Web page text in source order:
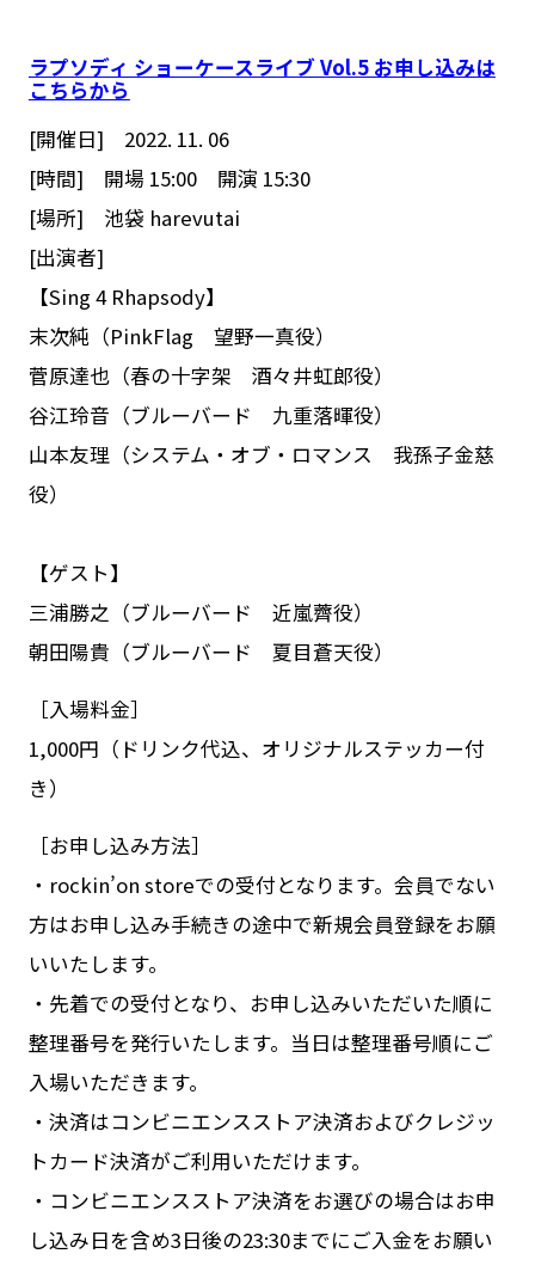
ラプソディ ショーケースライブ Vol.5 お申し込みは
こちらから
[開催日] 2022. 11. 06
[時間] 開場 15:00 開演 15:30
[場所] 池袋 harevutai
[出演者]
【Sing 4 Rhapsody】
末次純（PinkFlag 望野一真役）
菅原達也（春の十字架 酒々井虹郎役）
谷江玲音（ブルーバード 九重落暉役）
山本友理（システム・オブ・ロマンス 我孫子金慈
役）
【ゲスト】
三浦勝之（ブルーバード 近嵐薺役）
朝田陽貴（ブルーバード 夏目蒼天役）
［入場料金］
1,000円（ドリンク代込、オリジナルステッカー付
き）
［お申し込み方法］
・rockin’on storeでの受付となります。会員でない
方はお申し込み手続きの途中で新規会員登録をお願
いいたします。
・先着での受付となり、お申し込みいただいた順に
整理番号を発行いたします。当日は整理番号順にご
入場いただきます。
・決済はコンビニエンスストア決済およびクレジッ
トカード決済がご利用いただけます。
・コンビニエンスストア決済をお選びの場合はお申
し込み日を含め3日後の23:30までにご入金をお願い